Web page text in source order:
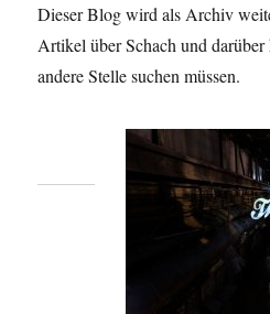
Dieser Blog wird als Archiv
Artikel über Schach und
andere Stelle suchen müssen.